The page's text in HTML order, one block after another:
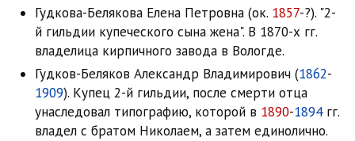
Гудкова-Белякова Елена Петровна (ок. 1857-?). "2-
й гильдии купеческого сына жена". В 1870-х гг.
владелица кирпичного завода в Вологде.
Гудков-Беляков Александр Владимирович (1862-
1909). Купец 2-й гильдии, после смерти отца
унаследовал типографию, которой в 1890-1894гг.
владел с братом Николаем, а затем единолично.